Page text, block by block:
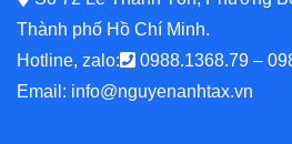
Thành phố Hồ Chí Minh.
Hotline, zalo:
0988.1368.79 –
Email: info@nguyenanhtax.vn